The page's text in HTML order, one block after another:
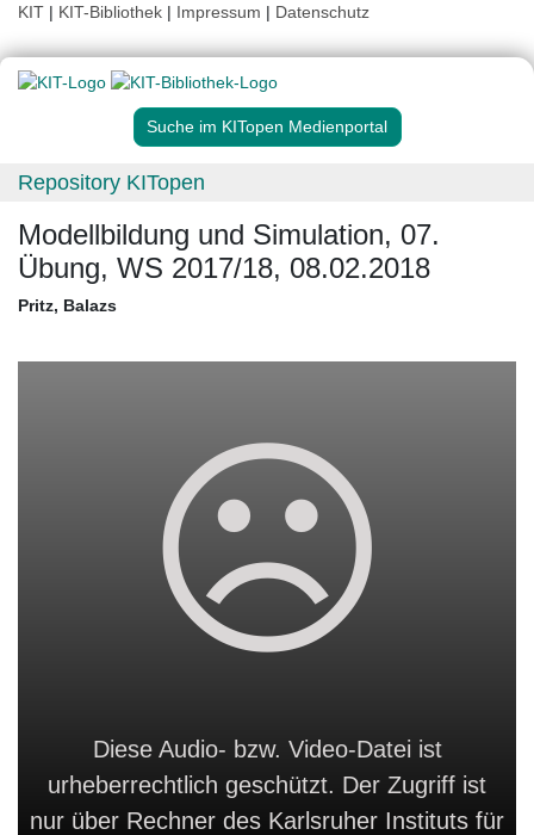
KIT | KIT-Bibliothek | Impressum | Datenschutz
Suche im KITopen Medienportal
Repository KITopen
Modellbildung und Simulation, 07.
Übung, WS 2017/18, 08.02.2018
Pritz, Balazs
Diese Audio- bzw. Video-Datei ist
urheberrechtlich geschützt. Der Zugriff ist
nur über Rechner des Karlsruher Instituts für